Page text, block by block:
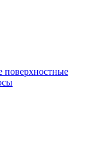
поверхностные